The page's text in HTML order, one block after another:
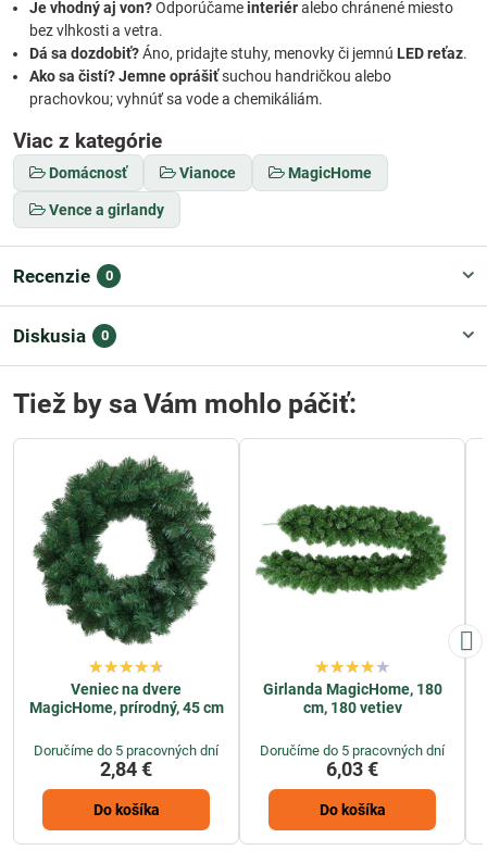
Je vhodný aj von?Odporúčameinteriéralebo chránené miesto
bez vlhkosti a vetra.
Dá sa dozdobiť?Áno, pridajte stuhy, menovky či jemnú LED reťaz.
Ako sa čistí?Jemne oprášiťsuchou handričkou alebo
prachovkou; vyhnúť sa vode a chemikáliám.
Viac z kategórie
Domácnosť Vianoce MagicHome
Vence a girlandy
Recenzie 0
Diskusia 0
Tiež by sa Vám mohlo páčiť:
Veniec na dvere
MagicHome, prírodný, 45 cm
Doručíme do 5 pracovných dní
2,84 €
Do košíka
Girlanda MagicHome, 180
cm, 180 vetiev
Doručíme do 5 pracovných dní
6,03 €
Do košíka